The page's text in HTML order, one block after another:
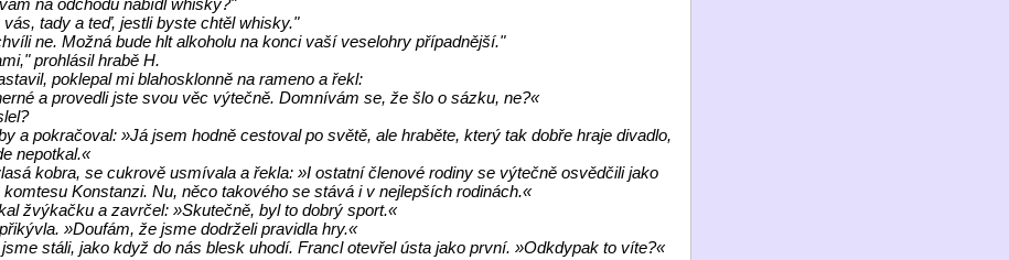
na odchodu nabídl whisky?"
tady a teď, jestli byste chtěl whisky."
ne. Možná bude hlt alkoholu na konci vaší veselohry případnější."
prohlásil hrabě H.
poklepal mi blahosklonně na rameno a řekl:
a provedli jste svou věc výtečně. Domnívám se, že šlo o sázku, ne?«
a pokračoval: »Já jsem hodně cestoval po světě, ale hraběte, který tak dobře hraje divadlo,
nepotkal.«
kobra, se cukrově usmívala a řekla: »I ostatní členové rodiny se výtečně osvědčili jako
Konstanzi. Nu, něco takového se stává i v nejlepších rodinách.«
žvýkačku a zavrčel: »Skutečně, byl to dobrý sport.«
»Doufám, že jsme dodrželi pravidla hry.«
stáli, jako když do nás blesk uhodí. Francl otevřel ústa jako první. »Odkdypak to víte?«